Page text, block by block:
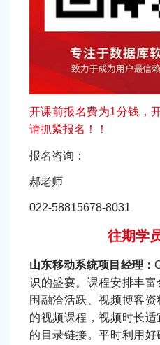
开课前报名费为1分钱，
请抓紧报名！！
报名咨询：
郝老师
022-58815678-8031
往期学
山东移动系统项目经理：
识的盛宴。课程安排丰
围融洽活跃、视频博客
的视频课程，视频时长
的目录链接。平时利用